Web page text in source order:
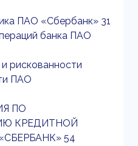
ПАО «Сбербанк» 31
банка ПАО
рискованности
ПАО
ПО
КРЕДИТНОЙ
54